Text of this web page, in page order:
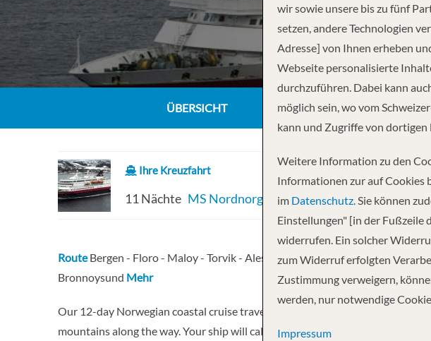
ÜBERSICHT
Ihre Kreuzfahrt
11 Nächte MS Nordnorge
RouteBergen - Floro - Maloy - Torvik - Alesund - Molde - Kristiansund -
Bronnoysund Mehr
Our 12-day Norwegian coastal cruise travels northbound and then
mountains along the way. Your ship will call at 34 ports of all sizes and cross
wir sowie unsere bis zu fünf
setzen, andere Technologien
Adresse] von Ihnen erheben
Webseite personalisierte
durchzuführen. Dabei kann
möglich sein, wo vom
kann und Zugriffe von dortigen
Weitere Information zu den
Informationen zur auf Cookies
im Datenschutz.Sie können
Einstellungen" [in der Fußzeile
widerrufen. Ein solcher
zum Widerruf erfolgten
Zustimmung verweigern,
werden, nur notwendige
Impressum